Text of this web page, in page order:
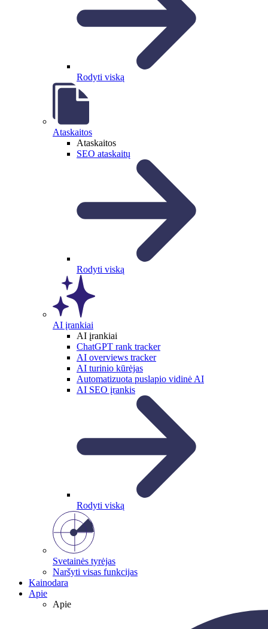
Rodyti viską
Ataskaitos
Ataskaitos
SEO ataskaitų
Rodyti viską
AI įrankiai
AI įrankiai
ChatGPT rank tracker
AI overviews tracker
AI turinio kūrėjas
Automatizuota puslapio vidinė AI
AI SEO įrankis
Rodyti viską
Svetainės tyrėjas
Naršyti visas funkcijas
Kainodara
Apie
Apie